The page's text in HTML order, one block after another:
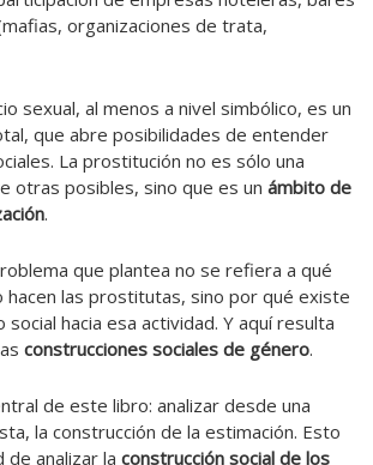
organizaciones de trata,
sexual, al menos a nivel simbólico, es un
que abre posibilidades de entender
La prostitución no es sólo una
otras posibles, sino que es un ámbito de
.
que plantea no se refiera a qué
hacen las prostitutas, sino por qué existe
hacia esa actividad. Y aquí resulta
construcciones sociales de género.
de este libro: analizar desde una
la construcción de la estimación. Esto
de analizar la construcción social de los